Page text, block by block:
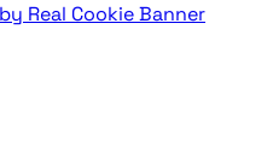
Real Cookie Banner